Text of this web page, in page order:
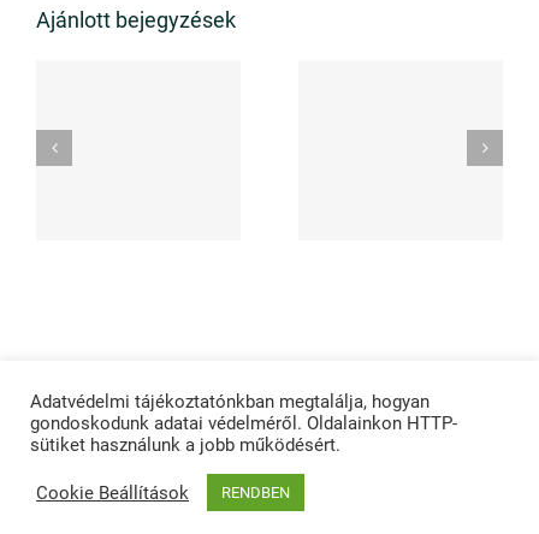
Ajánlott bejegyzések
melyik a
© Copyright 2012 - 2026 | Vizes fal szigetelés| Szigetelés
technológia| All Rights Reserved | Powered by
Facebook
TwitterInstagram
Adatvédelmi tájékoztatónkban megtalálja, hogyan
gondoskodunk adatai védelméről. Oldalainkon HTTP-
sütiket használunk a jobb működésért.
Cookie Beállítások RENDBEN